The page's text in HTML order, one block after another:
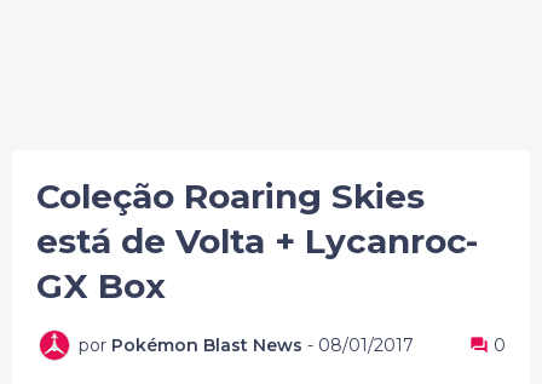
Coleção Roaring Skies
está de Volta + Lycanroc-
GX Box
por Pokémon Blast News - 08/01/2017 0